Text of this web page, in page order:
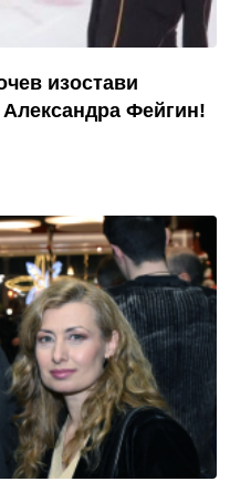
изостави
Фейгин!